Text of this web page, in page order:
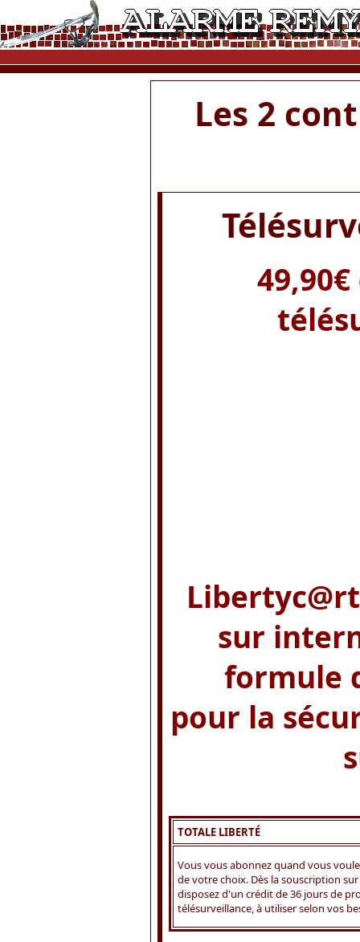
Les 2
sur
formule
pour la
TOTALE LIBERTÉ
Vous vous abonnez quand vous
de votre choix. Dès la souscription
disposez d'un crédit de 36 jours de
télésurveillance, à utiliser selon vos